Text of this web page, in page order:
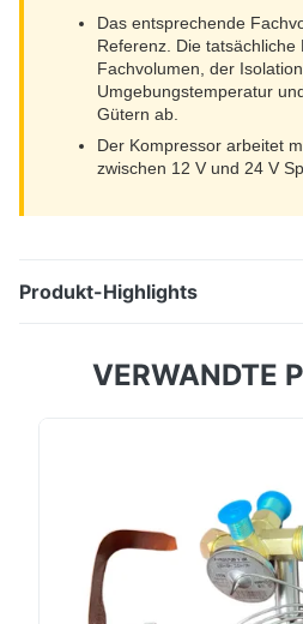
Das entsprechende
Referenz. Die tatsächliche
Fachvolumen, der
Umgebungstemperatur
Gütern ab.
Der Kompressor arbeitet
zwischen 12 V und 24 V
Produkt-Highlights
Kühlung für bis zu 18 m³
zuverlässige Leistung für den
VERWANDTE